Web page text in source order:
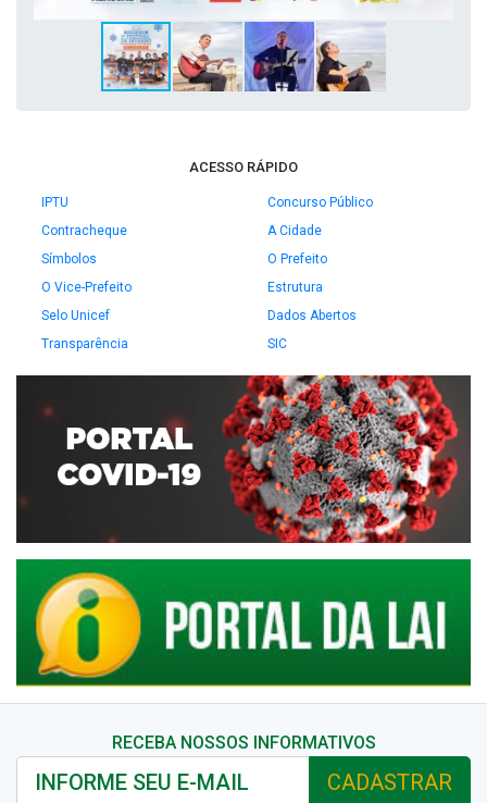
ACESSO RÁPIDO
IPTU
Concurso Público
Contracheque
A Cidade
Símbolos
O Prefeito
O Vice-Prefeito
Estrutura
Selo Unicef
Dados Abertos
Transparência
SIC
RECEBA NOSSOS INFORMATIVOS
CADASTRAR